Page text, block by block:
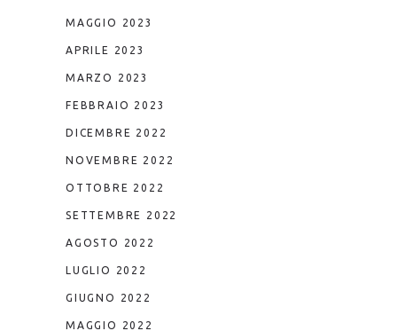
MAGGIO 2023
APRILE 2023
MARZO 2023
FEBBRAIO 2023
DICEMBRE 2022
NOVEMBRE 2022
OTTOBRE 2022
SETTEMBRE 2022
AGOSTO 2022
LUGLIO 2022
GIUGNO 2022
MAGGIO 2022